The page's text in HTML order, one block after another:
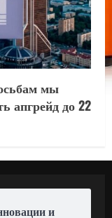
мы
апгрейд до 22
и